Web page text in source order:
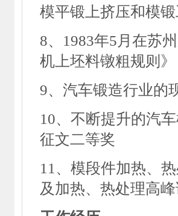
模平锻上挤压和模
8、 1983年5 月在苏
机上坯料镦粗规则》
9、汽车锻造行业的
10、不断提升的汽
征文二等奖
11、模段件加热、
及加热、热处理高